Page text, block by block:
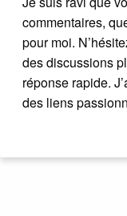
commentaires,
pour moi.
des discussions
réponse rapide.
des liens